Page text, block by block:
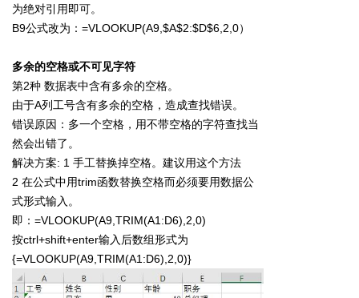
为绝对引用即可。
B9公式改为：=VLOOKUP(A9,$A$2:$D$6,2,0）
多余的空格或不可见字符
第2种 数据表中含有多余的空格。
由于A列工号含有多余的空格，造成查找错误。
错误原因：多一个空格，用不带空格的字符查找当
然会出错了。
解决方案: 1 手工替换掉空格。建议用这个方法
2 在公式中用trim函数替换空格而必须要用数据公
式形式输入。
即：=VLOOKUP(A9,TRIM(A1:D6),2,0)
按ctrl+shift+enter输入后数组形式为
{=VLOOKUP(A9,TRIM(A1:D6),2,0)}